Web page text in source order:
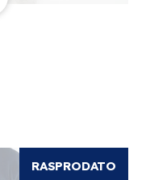
RASPRODATO